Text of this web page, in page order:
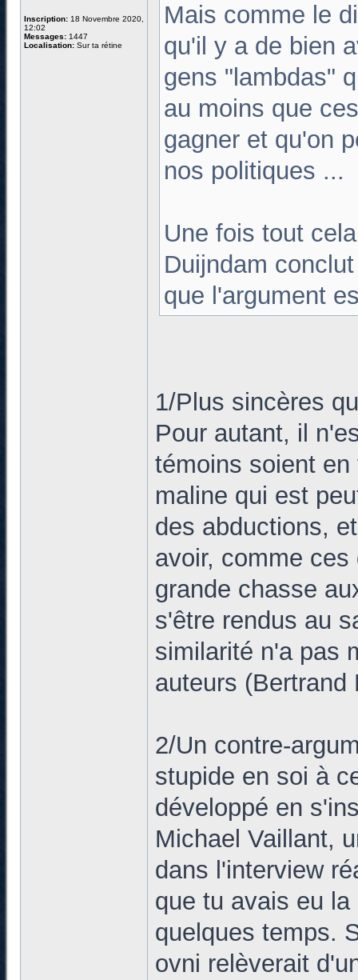
Inscription: 18 Novembre 2020,
12:02
Messages: 1447
Localisation: Sur ta rétine
Mais comme le
qu'il y a de bien
gens "lambdas"
au moins que
gagner et qu'on
nos politiques ...
Une fois tout
Duijndam
que l'argument
1/Plus sincères
Pour autant, il
témoins soient
maline qui est
des abductions,
avoir, comme
grande chasse
s'être rendus au
similarité n'a pas
auteurs (Bertrand
2/Un contre-
stupide en soi à
développé en
Michael Vaillant,
dans l'interview
que tu avais eu
quelques temps.
ovni relèverait